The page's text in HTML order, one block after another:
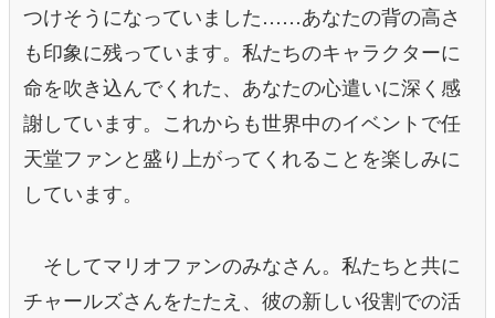
つけそうになっていました……あなたの背の高さ
も印象に残っています。私たちのキャラクターに
命を吹き込んでくれた、あなたの心遣いに深く感
謝しています。これからも世界中のイベントで任
天堂ファンと盛り上がってくれることを楽しみに
しています。
そしてマリオファンのみなさん。私たちと共に
チャールズさんをたたえ、彼の新しい役割での活